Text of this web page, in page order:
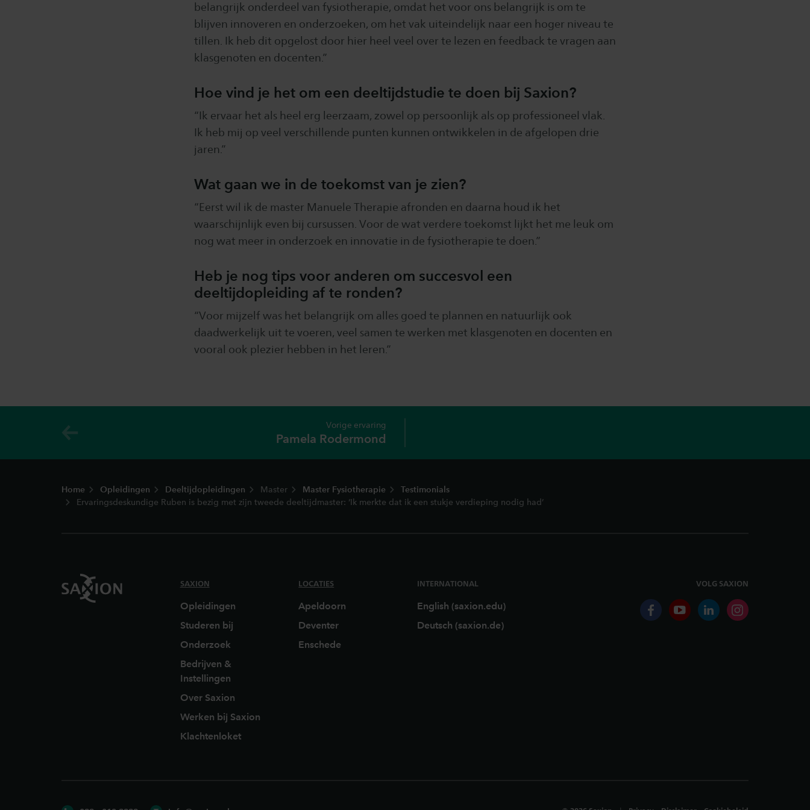
belangrijk onderdeel van fysiotherapie, omdat het voor ons belangrijk is om te
blijven innoveren en onderzoeken, om het vak uiteindelijk naar een hoger niveau te
tillen. Ik heb dit opgelost door hier heel veel over te lezen en feedback te vragen aan
klasgenoten en docenten.”
Hoe vind je het om een deeltijdstudie te doen bij Saxion?
“Ik ervaar het als heel erg leerzaam, zowel op persoonlijk als op professioneel vlak.
Ik heb mij op veel verschillende punten kunnen ontwikkelen in de afgelopen drie
jaren.”
Wat gaan we in de toekomst van je zien?
“Eerst wil ik de master Manuele Therapie afronden en daarna houd ik het
waarschijnlijk even bij cursussen. Voor de wat verdere toekomst lijkt het me leuk om
nog wat meer in onderzoek en innovatie in de fysiotherapie te doen.”
Heb je nog tips voor anderen om succesvol een
deeltijdopleiding af te ronden?
“Voor mijzelf was het belangrijk om alles goed te plannen en natuurlijk ook
daadwerkelijk uit te voeren, veel samen te werken met klasgenoten en docenten en
vooral ook plezier hebben in het leren.”
Vorige ervaring
Pamela Rodermond
Home Opleidingen Deeltijdopleidingen Master Master Fysiotherapie
Testimonials
Ervaringsdeskundige Ruben is bezig met zijn tweede deeltijdmaster: ‘Ik merkte dat ik een stukje verdieping nodig had’
SAXION
Opleidingen
Studeren bij
Onderzoek
Bedrijven &
Instellingen
Over Saxion
Werken bij Saxion
Klachtenloket
LOCATIES
Apeldoorn
Deventer
Enschede
INTERNATIONAL
English (saxion.edu)
Deutsch (saxion.de)
VOLG SAXION
facebookyoutubelinkedininstagram